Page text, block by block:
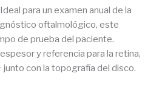
para un examen anual de la
oftalmológico, este
de prueba del paciente.
y referencia para la retina,
junto con la topografía del disco.